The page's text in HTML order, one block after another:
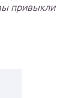
привыкли